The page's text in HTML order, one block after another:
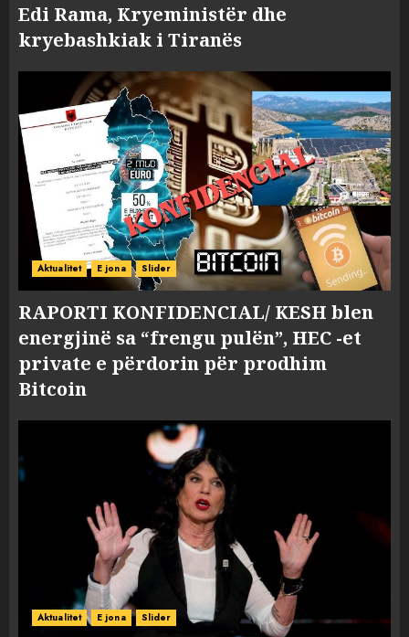
Edi Rama, Kryeministër dhe
kryebashkiak i Tiranës
Aktualitet E jona Slider
RAPORTI KONFIDENCIAL/ KESH blen
energjinë sa “frengu pulën”, HEC -et
private e përdorin për prodhim
Bitcoin
Aktualitet E jona Slider